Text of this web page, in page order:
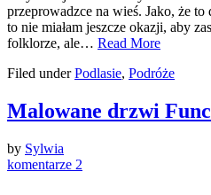
przeprowadzce na wieś. Jako, że
to nie miałam jeszcze okazji, aby
folklorze, ale… Read More
Filed underPodlasie, Podróże
Malowane drzwi
by Sylwia
komentarze 2